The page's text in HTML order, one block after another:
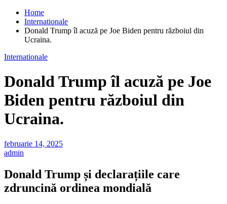
Home
Internationale
Donald Trump îl acuză pe Joe Biden pentru războiul din
Ucraina.
Internationale
Donald Trump îl acuză pe Joe
Biden pentru războiul din
Ucraina.
februarie 14, 2025
admin
Donald Trump și declarațiile care
zdruncină ordinea mondială